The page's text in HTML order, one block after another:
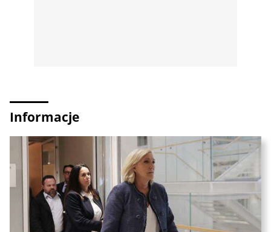
Informacje